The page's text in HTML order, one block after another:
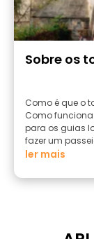
Sobre os
Como é que o
Como
para os guias
fazer um
ler mais